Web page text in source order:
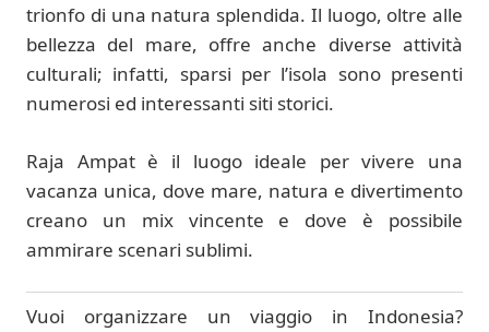
trionfo di una natura splendida. Il luogo, oltre alle
bellezza del mare, offre anche diverse attività
culturali; infatti, sparsi per l’isola sono presenti
numerosi ed interessanti siti storici.
Raja Ampat è il luogo ideale per vivere una
vacanza unica, dove mare, natura e divertimento
creano un mix vincente e dove è possibile
ammirare scenari sublimi.
Vuoi organizzare un viaggio in Indonesia?